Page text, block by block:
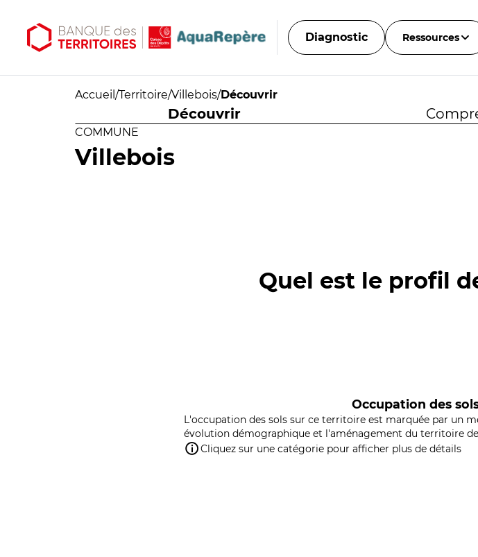
Diagnostic Ressources
Accueil /Territoire/Villebois/Découvrir
Découvrir
COMMUNE
Villebois
Quel est le profil
Occupation des
L'occupation des sols sur ce territoire est marquée par un
évolution démographique et l'aménagement du territoire
Cliquez sur une catégorie pour afficher plus de détails